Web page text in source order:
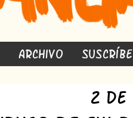
Archivo
2